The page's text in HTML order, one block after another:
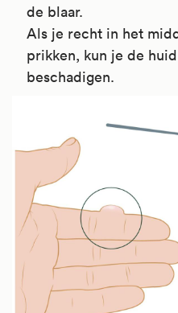
de blaar.
Als je recht in het
prikken, kun je de
beschadigen.